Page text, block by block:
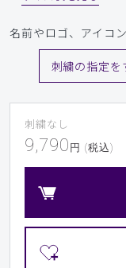
名前やロゴ、アイコ
刺繍の指定を
刺繍なし
9,790 円 (税込)